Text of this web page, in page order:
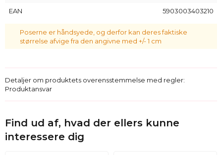
EAN
5903003403210
Poserne er håndsyede, og derfor kan deres faktiske
størrelse afvige fra den angivne med +/- 1 cm
Detaljer om produktets overensstemmelse med regler:
Produktansvar
Find ud af, hvad der ellers kunne
interessere dig